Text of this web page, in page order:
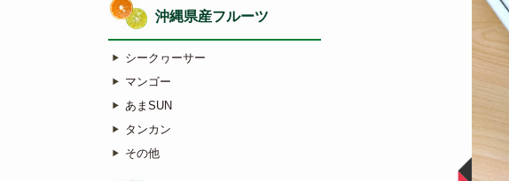
沖縄県産フルーツ
シークヮーサー
マンゴー
あまSUN
タンカン
その他